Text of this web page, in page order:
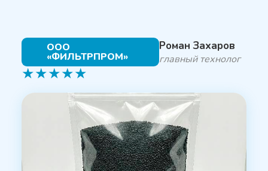
ООО
«ФИЛЬТРПРОМ»
Роман Захаров
главный технолог
★★★★★